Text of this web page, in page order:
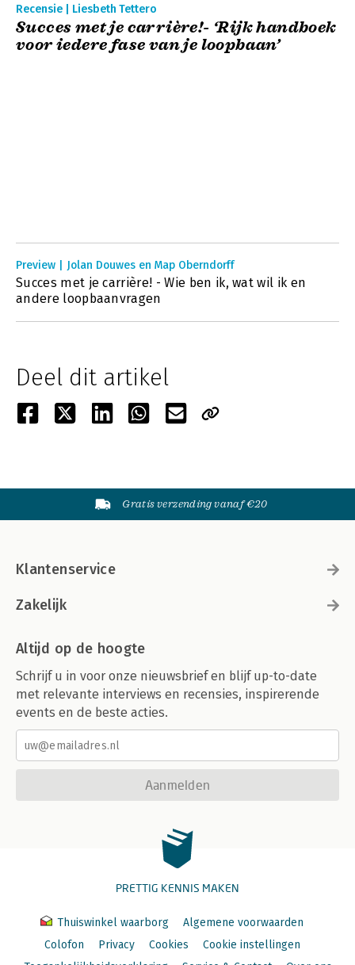
Recensie | Liesbeth Tettero
Succes met je carrière!- ‘Rijk handboek
voor iedere fase van je loopbaan’
Preview | Jolan Douwes en Map Oberndorff
Succes met je carrière! - Wie ben ik, wat wil ik en
andere loopbaanvragen
Deel dit artikel
Gratis verzending vanaf €20
Klantenservice
Zakelijk
Altijd op de hoogte
Schrijf u in voor onze nieuwsbrief en blijf up-to-date
met relevante interviews en recensies, inspirerende
events en de beste acties.
Aanmelden
PRETTIG KENNIS MAKEN
Thuiswinkel waarborg
Algemene voorwaarden
Colofon
Privacy Cookies
Cookie instellingen